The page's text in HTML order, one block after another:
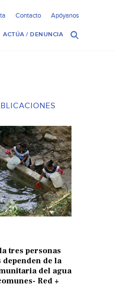
Contacto Apóyanos
ACTÚA / DENUNCIA
tres personas
dependen de la
del agua
Red +